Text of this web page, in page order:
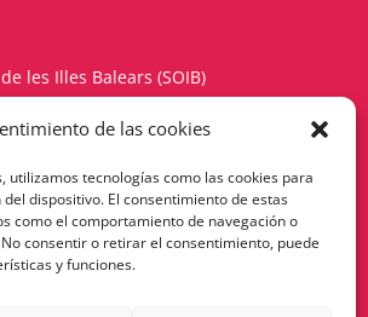
de las cookies
tecnologías como las cookies para
dispositivo. El consentimiento de estas
como el comportamiento de navegación o
consentir o retirar el consentimiento, puede
y funciones.
les Illes Balears (SOIB)
11, 1a planta
– Fax 971176342
Política de Privacitat